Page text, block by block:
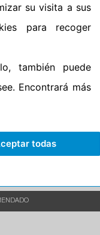
PREMIUM
No
Información Eprel
su visita a sus
para recoger
también puede
Encontrará más
todas